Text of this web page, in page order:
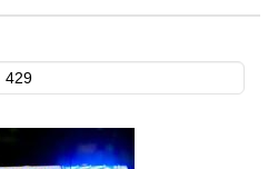
429